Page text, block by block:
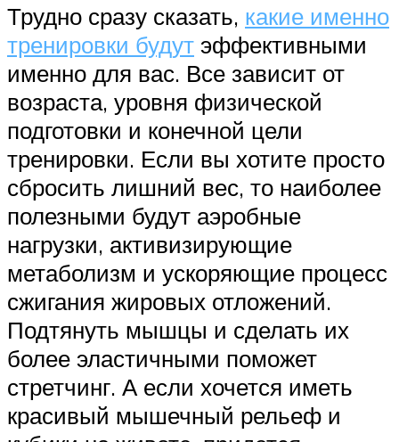
Трудно сразу сказать, какие именно
тренировки будут эффективными
именно для вас. Все зависит от
возраста, уровня физической
подготовки и конечной цели
тренировки. Если вы хотите просто
сбросить лишний вес, то наиболее
полезными будут аэробные
нагрузки, активизирующие
метаболизм и ускоряющие процесс
сжигания жировых отложений.
Подтянуть мышцы и сделать их
более эластичными поможет
стретчинг. А если хочется иметь
красивый мышечный рельеф и